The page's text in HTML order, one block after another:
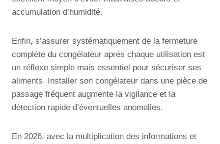
accumulation d’humidité.
Enfin, s’assurer systématiquement de la fermeture
complète du congélateur après chaque utilisation est
un réflexe simple mais essentiel pour sécuriser ses
aliments. Installer son congélateur dans une pièce de
passage fréquent augmente la vigilance et la
détection rapide d’éventuelles anomalies.
En 2026, avec la multiplication des informations et